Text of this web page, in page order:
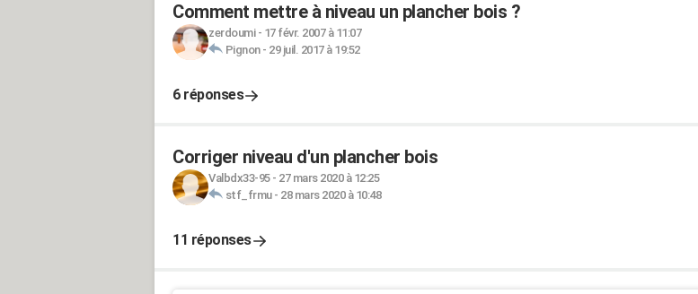
Comment mettre à niveau un plancher bois ?
zerdoumi- 17 févr. 2007 à 11:07
Pignon- 29 juil. 2017 à 19:52
6 réponses
Corriger niveau d'un plancher bois
Valbdx33-95- 27 mars 2020 à 12:25
stf_frmu- 28 mars 2020 à 10:48
11 réponses